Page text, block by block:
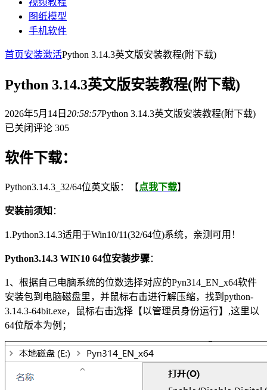
视频教程
图纸模型
手机软件
首页安装激活Python 3.14.3英文版安装教程(附下载)
Python 3.14.3英文版安装教程(附下载)
2026年5月14日 20:58:57Python 3.14.3英文版安装教程(附下载)
已关闭评论 305
软件下载：
Python3.14.3_32/64位英文版：【点我下载】
安装前须知 ：
1.Python3.14.3适用于Win10/11(32/64位)系统，亲测可用！
Python3.14.3 WIN10 64位安装步骤：
1、根据自己电脑系统的位数选择对应的Pyn314_EN_x64软件
安装包到电脑磁盘里，并鼠标右击进行解压缩，找到python-
3.14.3-64bit.exe，鼠标右击选择【以管理员身份运行】,这里以
64位版本为例；